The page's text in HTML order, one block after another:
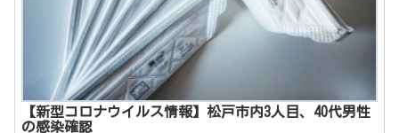
【新型コロナウイルス情報】松戸市内3人目、40代男性
の感染確認